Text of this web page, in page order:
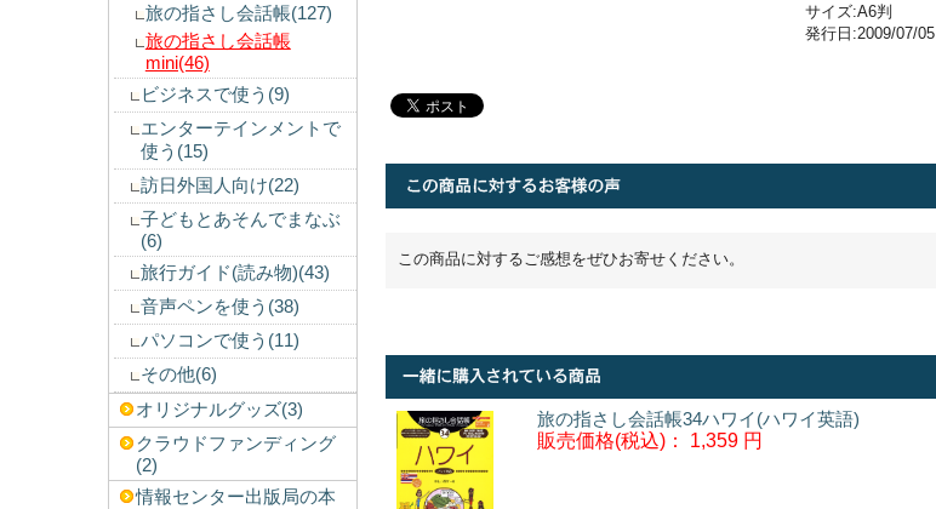
旅の指さし会話帳(127)
旅の指さし会話帳
mini(46)
ビジネスで使う(9)
エンターテインメントで
使う(15)
訪日外国人向け(22)
子どもとあそんでまなぶ
(6)
旅行ガイド(読み物)(43)
音声ペンを使う(38)
パソコンで使う(11)
その他(6)
オリジナルグッズ(3)
クラウドファンディング
(2)
情報センター出版局の本
サイズ:A6判
発行日:2009/07/05
この商品に対するご感想をぜひお寄せください。
旅の指さし会話帳34ハワイ(ハワイ英語)
販売価格(税込)： 1,359 円